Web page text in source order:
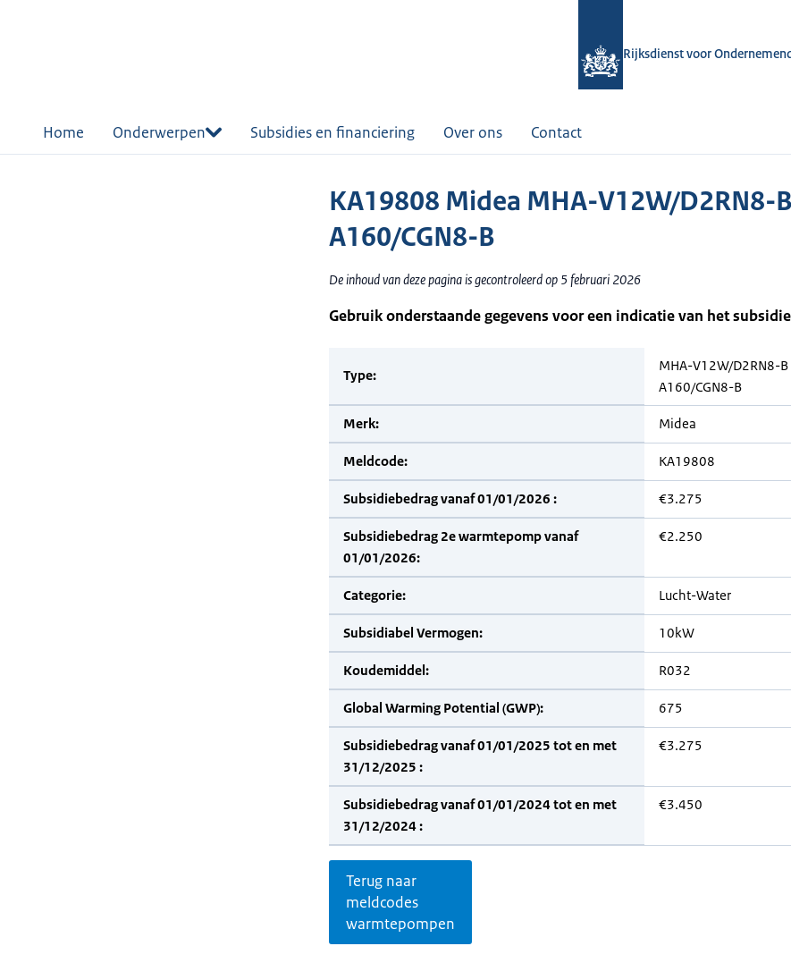
Rijksdienst voor
Home Onderwerpen Subsidies en financiering Over ons Contact
KA19808 Midea MHA-V12W/D2RN8-
A160/CGN8-B
De inhoud van deze pagina is gecontroleerd op 5 februari 2026
Gebruik onderstaande gegevens voor een indicatie van het
Type:
MHA-V12W/D2RN8-B
A160/CGN8-B
Merk: Midea
Meldcode: KA19808
Subsidiebedrag vanaf 01/01/2026 : €3.275
Subsidiebedrag 2e warmtepomp vanaf
01/01/2026:
€2.250
Categorie: Lucht-Water
Subsidiabel Vermogen: 10kW
Koudemiddel: R032
Global Warming Potential (GWP): 675
Subsidiebedrag vanaf 01/01/2025 tot en met
31/12/2025 :
€3.275
Subsidiebedrag vanaf 01/01/2024 tot en met
31/12/2024 :
€3.450
Terug naar
meldcodes
warmtepompen